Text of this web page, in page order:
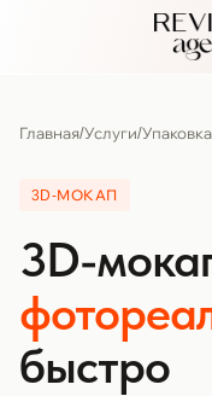
Главная/Услуги/
3D-МОКАП
3D-
быстро